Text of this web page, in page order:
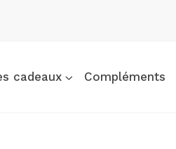
cadeaux Compléments